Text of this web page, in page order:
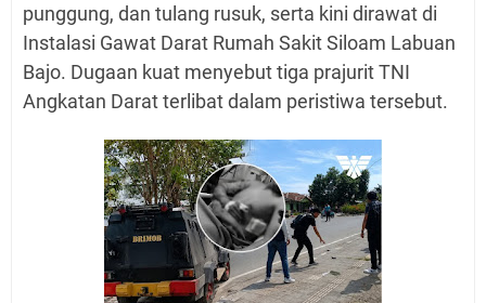
punggung, dan tulang rusuk, serta kini dirawat di
Instalasi Gawat Darat Rumah Sakit Siloam Labuan
Bajo. Dugaan kuat menyebut tiga prajurit TNI
Angkatan Darat terlibat dalam peristiwa tersebut.